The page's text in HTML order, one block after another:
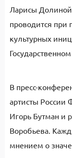
Ларисы Долиной
проводится при
культурных
В пресс-
артисты России
Игорь Бутман и
Воробьева.
мнением о